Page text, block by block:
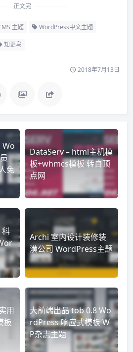
正文完
主题 WordPress中文主题
知更鸟
2018年7月13日
Wo
免
DataServ – html主机模
板+whmcs模板 转自顶
点网
科
Archi 室内设计装修装
潢公司 WordPress主题
用
板
大前端出品 tob 0.8 Wo
rdPress 响应式模板 W
P杂志主题